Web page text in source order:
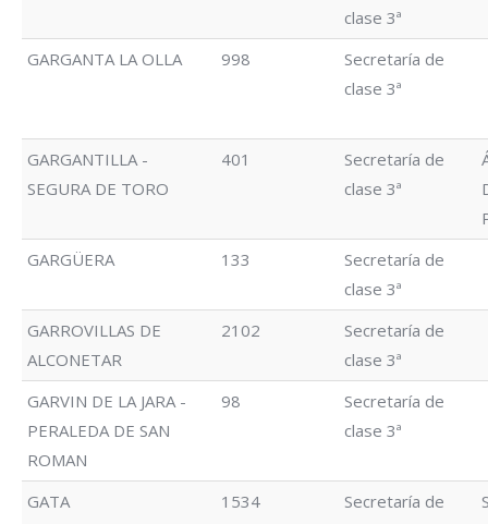
clase 3ª
GARGANTA LA OLLA
998
Secretaría de
clase 3ª
GARGANTILLA -
SEGURA DE TORO
401
Secretaría de
clase 3ª
GARGÜERA
133
Secretaría de
clase 3ª
GARROVILLAS DE
ALCONETAR
2102
Secretaría de
clase 3ª
GARVIN DE LA JARA -
PERALEDA DE SAN
ROMAN
98
Secretaría de
clase 3ª
GATA 1534
Secretaría de